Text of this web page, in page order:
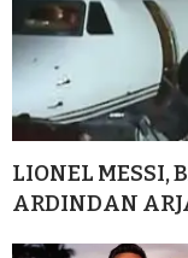
LIONEL MESSI,
ARDINDAN